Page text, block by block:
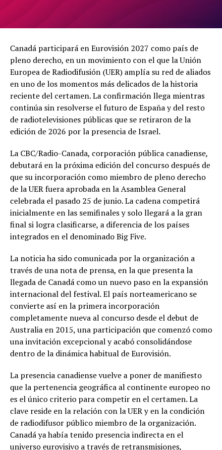
Canadá participará en Eurovisión 2027 como país de
pleno derecho, en un movimiento con el que la Unión
Europea de Radiodifusión (UER) amplía su red de aliados
en uno de los momentos más delicados de la historia
reciente del certamen. La confirmación llega mientras
continúa sin resolverse el futuro de España y del resto
de radiotelevisiones públicas que se retiraron de la
edición de 2026 por la presencia de Israel.
La CBC/Radio-Canada, corporación pública canadiense,
debutará en la próxima edición del concurso después de
que su incorporación como miembro de pleno derecho
de la UER fuera aprobada en la Asamblea General
celebrada el pasado 25 de junio. La cadena competirá
inicialmente en las semifinales y solo llegará a la gran
final si logra clasificarse, a diferencia de los países
integrados en el denominado Big Five.
La noticia ha sido comunicada por la organización a
través de una nota de prensa, en la que presenta la
llegada de Canadá como un nuevo paso en la expansión
internacional del festival. El país norteamericano se
convierte así en la primera incorporación
completamente nueva al concurso desde el debut de
Australia en 2015, una participación que comenzó como
una invitación excepcional y acabó consolidándose
dentro de la dinámica habitual de Eurovisión.
La presencia canadiense vuelve a poner de manifiesto
que la pertenencia geográfica al continente europeo no
es el único criterio para competir en el certamen. La
clave reside en la relación con la UER y en la condición
de radiodifusor público miembro de la organización.
Canadá ya había tenido presencia indirecta en el
universo eurovisivo a través de retransmisiones,